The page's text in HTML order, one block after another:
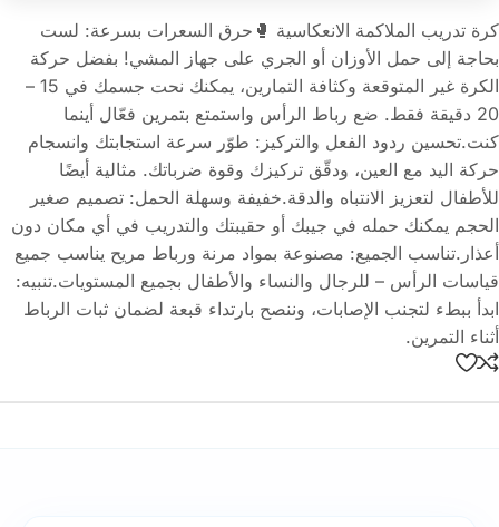
كرة تدريب الملاكمة الانعكاسية 🥊حرق السعرات بسرعة: لست
بحاجة إلى حمل الأوزان أو الجري على جهاز المشي! بفضل حركة
الكرة غير المتوقعة وكثافة التمارين، يمكنك نحت جسمك في 15 –
20 دقيقة فقط. ضع رباط الرأس واستمتع بتمرين فعّال أينما
كنت.تحسين ردود الفعل والتركيز: طوّر سرعة استجابتك وانسجام
حركة اليد مع العين، ودقّق تركيزك وقوة ضرباتك. مثالية أيضًا
للأطفال لتعزيز الانتباه والدقة.خفيفة وسهلة الحمل: تصميم صغير
الحجم يمكنك حمله في جيبك أو حقيبتك والتدريب في أي مكان دون
أعذار.تناسب الجميع: مصنوعة بمواد مرنة ورباط مريح يناسب جميع
قياسات الرأس – للرجال والنساء والأطفال بجميع المستويات.تنبيه:
ابدأ ببطء لتجنب الإصابات، وننصح بارتداء قبعة لضمان ثبات الرباط
أثناء التمرين.